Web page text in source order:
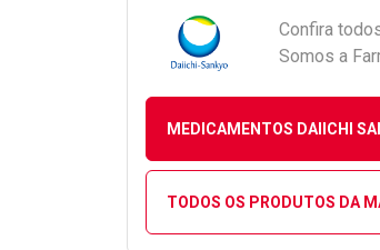
Confira
Somos a
MEDICAMENTOS DAIICHI
TODOS OS PRODUTOS DA